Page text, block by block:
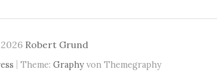
Robert Grund
| Theme: Graphyvon Themegraphy